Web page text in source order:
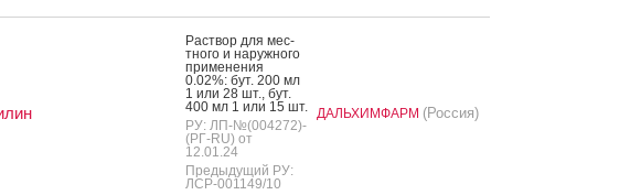
Рас­твор для мес­
тно­го и на­руж­но­го
при­мене­ния
0.02%: бут. 200 мл
1 или 28 шт., бут.
400 мл 1 или 15 шт.
РУ: ЛП-№(004272)-
(РГ-RU) от
12.01.24
Предыдущий РУ:
ЛСР-001149/10
ДАЛЬХИМФАРМ (Россия)